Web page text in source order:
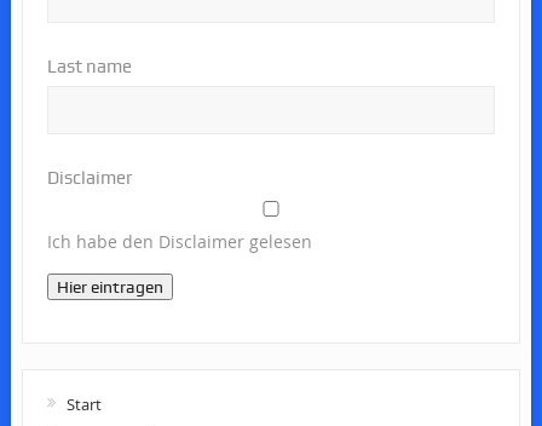
Last name
Disclaimer
Ich habe den Disclaimer gelesen
Hier eintragen
Start